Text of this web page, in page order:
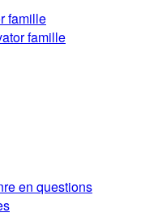
famille
famille
en questions